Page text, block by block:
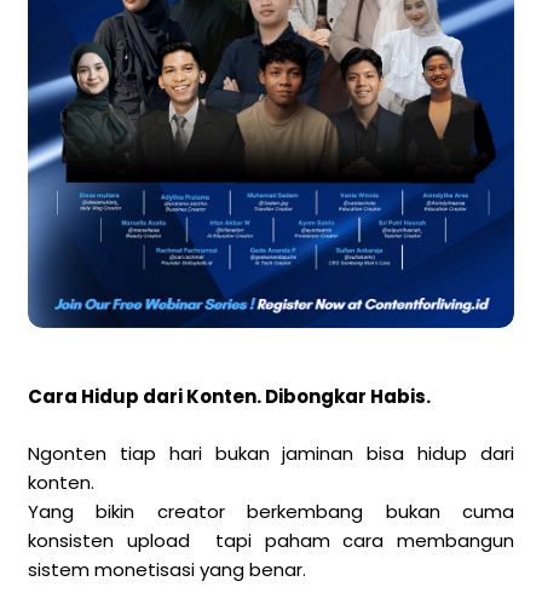
Cara Hidup dari Konten. Dibongkar Habis.
Ngonten tiap hari bukan jaminan bisa hidup dari
konten.
Yang bikin creator berkembang bukan cuma
konsisten upload tapi paham cara membangun
sistem monetisasi yang benar.